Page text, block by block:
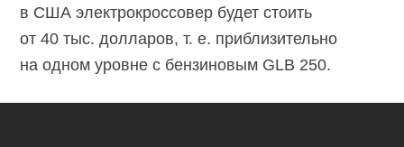
в США электрокроссовер будет стоить
от 40 тыс. долларов, т. е. приблизительно
на одном уровне с бензиновым GLB 250.